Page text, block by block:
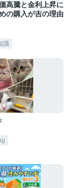
高騰と金利上昇に
の購入が吉の理由
識